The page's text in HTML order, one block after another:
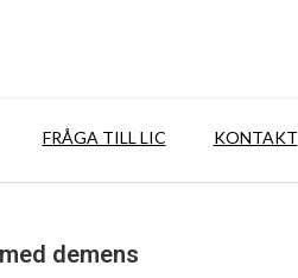
FRÅGA TILL LIC KONTAKT
demens